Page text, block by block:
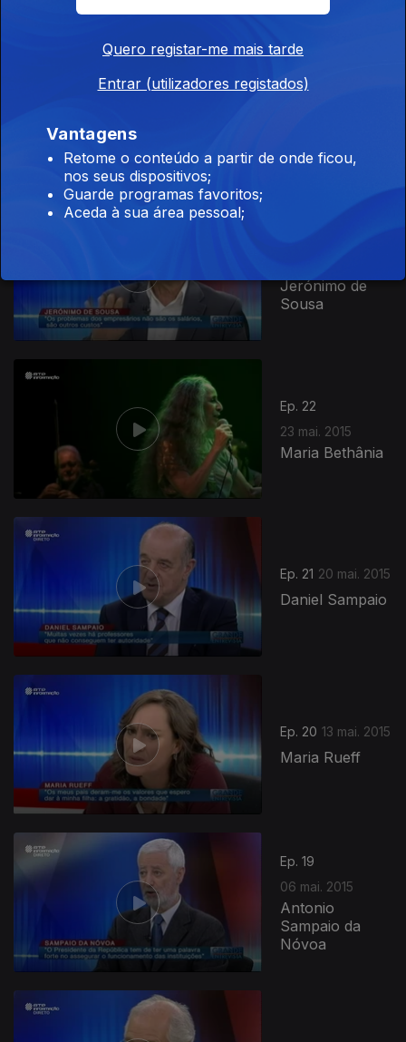
Jerónimo de
Sousa
Ep. 22
23 mai. 2015
Maria Bethânia
Ep. 21 20 mai. 2015
Daniel Sampaio
Ep. 20 13 mai. 2015
Maria Rueff
Ep. 19
06 mai. 2015
Antonio
Sampaio da
Nóvoa
Quero registar-me mais tarde
Entrar (utilizadores registados)
Vantagens
Retome o conteúdo a partir de onde ficou,
nos seus dispositivos;
Guarde programas favoritos;
Aceda à sua área pessoal;